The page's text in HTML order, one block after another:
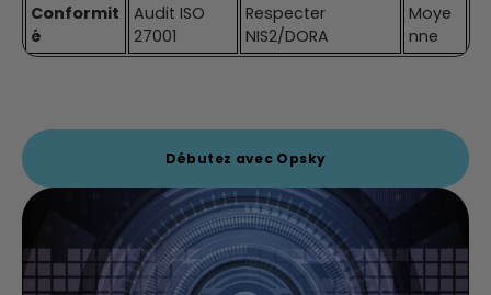
Conformit
é
Audit ISO
27001
Respecter
NIS2/DORA
Moye
nne
Débutez avec Opsky